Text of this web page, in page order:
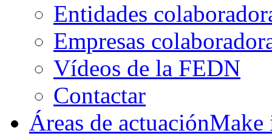
Entidades
Empresas
Vídeos de la FEDN
Contactar
Áreas de actuación